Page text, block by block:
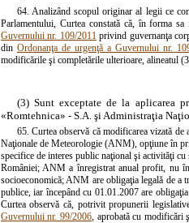
64. Analizând scopul originar al legii ce
Parlamentului, Curtea constată că, în forma
Guvernului nr. 109/2011privind guvernanţa
din Ordonanţa de urgenţă a Guvernului nr.
modificările şi completările ulterioare, alineatul
(3) Sunt exceptate de la aplicarea
«Romtehnica» - S.A. şi Administraţia
65. Curtea observă că modificarea vizată
Naţionale de Meteorologie (ANM), opţiune în
specifice de interes public naţional şi activităţi cu
României; ANM a înregistrat anual profit, nu
socioeconomică; ANM are obligaţia legală de a
publice, iar începând cu 01.01.2007 are
Curtea observă că, potrivit propunerii
Guvernului nr. 99/2006, aprobată cu modificări